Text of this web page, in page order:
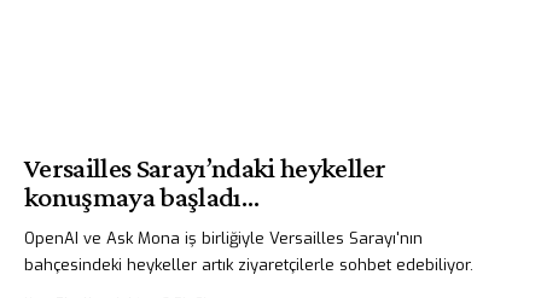
Versailles Sarayı’ndaki heykeller
konuşmaya başladı…
OpenAI ve Ask Mona iş birliğiyle Versailles Sarayı'nın
bahçesindeki heykeller artık ziyaretçilerle sohbet edebiliyor.